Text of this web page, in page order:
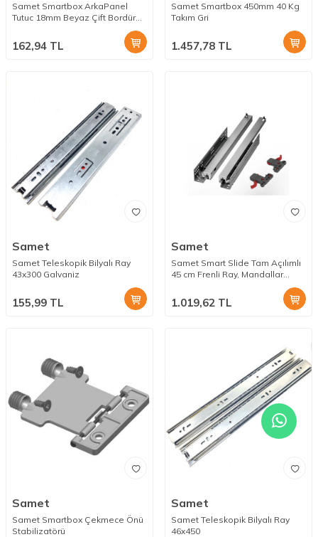
Samet Smartbox ArkaPanel
Tutuc 18mm Beyaz Çift Bordür
162,94 TL
Samet Smartbox 450mm 40 Kg
Takım Gri
1.457,78 TL
Samet
Samet Teleskopik Bilyalı Ray
43x300 Galvaniz
155,99 TL
Samet
Samet Smart Slide Tam Açılımlı
45 cm Frenli Ray, Mandallar
1.019,62 TL
Samet
Samet Smartbox Çekmece Önü
Stabilizatörü
Samet
Samet Teleskopik Bilyalı Ray
46x450